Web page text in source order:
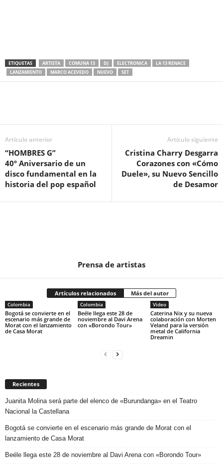
ETIQUETAS ARTISTA COMUNA 13 DJ ELECTRONICA
LA 13 RENACE
LANZAMIENTO
MARCO ACEVEDO NUEVO SET
Artículo anterior
“HOMBRES G”
40º Aniversario de un
disco fundamental en la
historia del pop español
Artículo siguiente
Cristina Charry Desgarra
Corazones con «Cómo
Duele», su Nuevo Sencillo
de Desamor
Prensa de artistas
Artículos relacionados Más del autor
Colombia
Bogotá se convierte en el
escenario más grande de
Morat con el lanzamiento
de Casa Morat
Colombia
Beéle llega este 28 de
noviembre al Davi Arena
con «Borondo Tour»
Video
Caterina Nix y su nueva
colaboración con Morten
Veland para la versión
metal de California
Dreamin
Recientes
Juanita Molina será parte del elenco de «Burundanga» en el Teatro
Nacional la Castellana
Bogotá se convierte en el escenario más grande de Morat con el
lanzamiento de Casa Morat
Beéle llega este 28 de noviembre al Davi Arena con «Borondo Tour»